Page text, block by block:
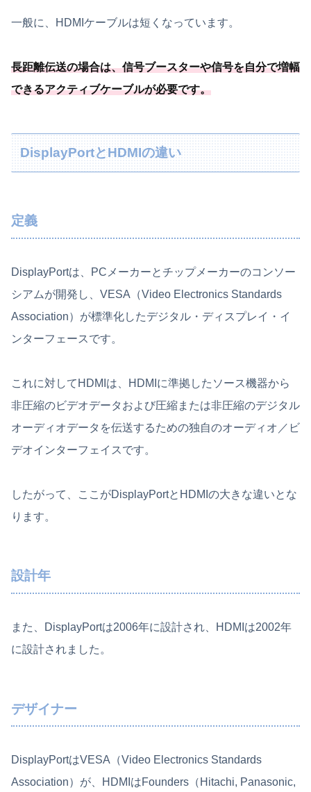
一般に、HDMIケーブルは短くなっています。
長距離伝送の場合は、信号ブースターや信号を自分で増幅
できるアクティブケーブルが必要です。
DisplayPortとHDMIの違い
定義
DisplayPortは、PCメーカーとチップメーカーのコンソー
シアムが開発し、VESA（Video Electronics Standards
Association）が標準化したデジタル・ディスプレイ・イ
ンターフェースです。
これに対してHDMIは、HDMIに準拠したソース機器から
非圧縮のビデオデータおよび圧縮または非圧縮のデジタル
オーディオデータを伝送するための独自のオーディオ／ビ
デオインターフェイスです。
したがって、ここがDisplayPortとHDMIの大きな違いとな
ります。
設計年
また、DisplayPortは2006年に設計され、HDMIは2002年
に設計されました。
デザイナー
DisplayPortはVESA（Video Electronics Standards
Association）が、HDMIはFounders（Hitachi, Panasonic,